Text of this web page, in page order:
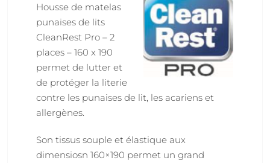
Housse de matelas
punaises de lits
CleanRest Pro – 2
places – 160 x 190
permet de lutter et
de protéger la literie
contre les punaises de lit, les acariens et
allergènes.
Son tissus souple et élastique aux
dimensiosn 160×190 permet un grand